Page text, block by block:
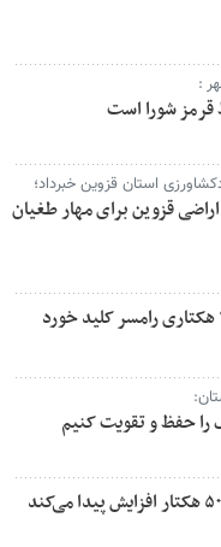
:
قرمز شورا است
استان قزوین خبرداد؛
هکتار از اراضی قزوین برای مهار طغیان
را حفظ و تقویت کنیم